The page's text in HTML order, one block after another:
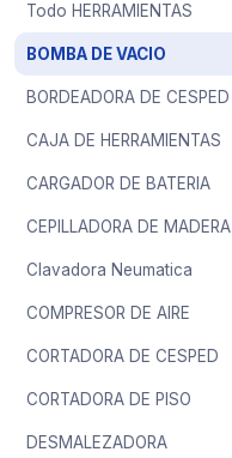
Todo HERRAMIENTAS
BOMBA DE VACIO
BORDEADORA DE CESPED
CAJA DE HERRAMIENTAS
CARGADOR DE BATERIA
CEPILLADORA DE MADERA
Clavadora Neumatica
COMPRESOR DE AIRE
CORTADORA DE CESPED
CORTADORA DE PISO
DESMALEZADORA